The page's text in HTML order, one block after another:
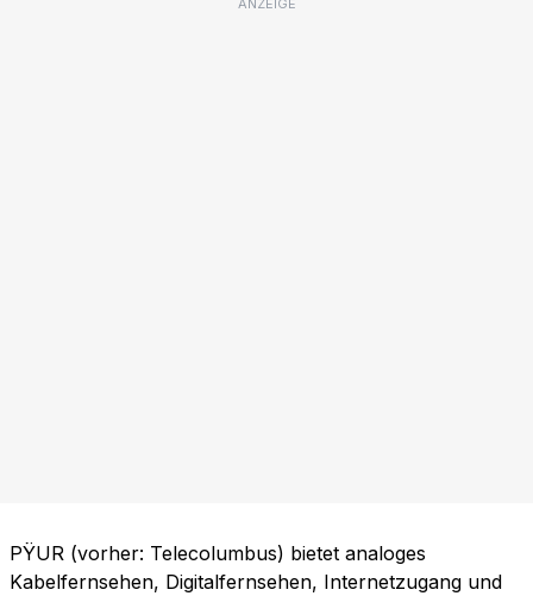
ANZEIGE
PŸUR (vorher: Telecolumbus) bietet analoges
Kabelfernsehen, Digitalfernsehen, Internetzugang und